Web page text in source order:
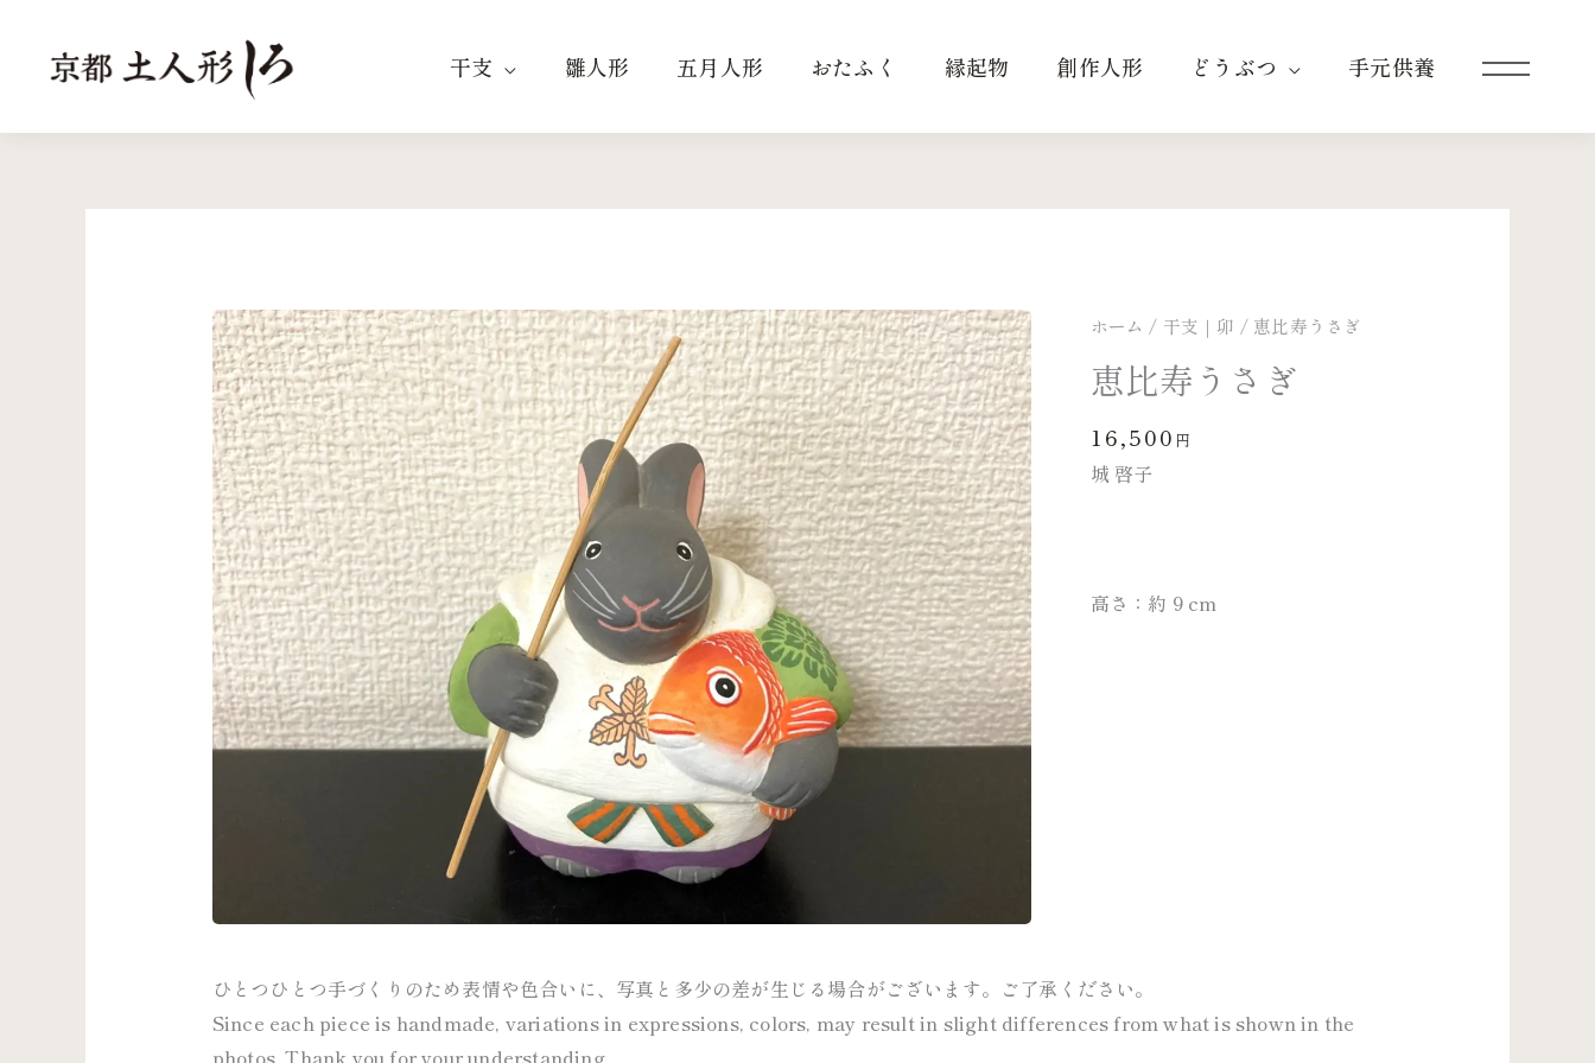
干支 雛人形 五月人形 おたふく 縁起物 創作人形 どうぶつ 手元供養
ホーム / 干支｜卯 / 恵比寿うさぎ
恵比寿うさぎ
16,500 円
城 啓子
高さ：約 9 cm
ひとつひとつ手づくりのため表情や色合いに、写真と多少の差が生じる場合がございます。ご了承ください。
Since each piece is handmade, variations in expressions, colors, may result in slight differences from what is shown in the
photos. Thank you for your understanding.